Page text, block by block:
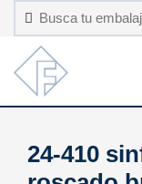
24-410